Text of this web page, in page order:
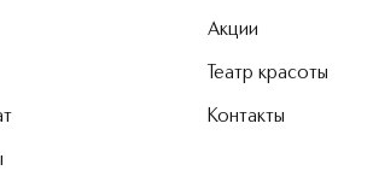
Акции
Театр красоты
Контакты